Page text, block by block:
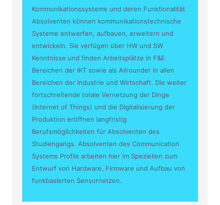
Kommunikationssysteme und deren Funktionalität
Absolventen können kommunikationstechnische
Systeme entwerfen, aufbauen, erweitern und
entwickeln. Sie verfügen über HW und SW
Kenntnisse und finden Arbeitsplätze in F&E
Bereichen der IKT sowie als Allrounder in allen
Bereichen der Industrie und Wirtschaft. Die weiter
fortschreitende totale Vernetzung der Dinge
(Internet of Things) und die Digitalisierung der
Produktion eröffnen langfristig
Berufsmöglichkeiten für Absolventen des
Studiengangs. Absolventen des Communication
Systems Profils arbeiten hier im Speziellen zum
Entwurf von Hardware, Firmware und Aufbau von
funkbasierten Sensornetzen.